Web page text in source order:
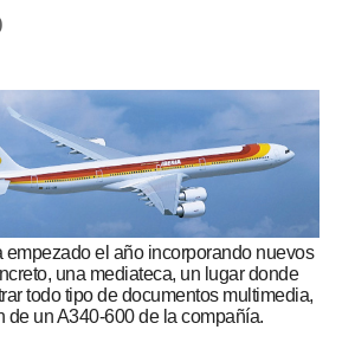
empezado el año incorporando nuevos
una mediateca, un lugar donde
todo tipo de documentos multimedia,
de un A340-600 de la compañía.